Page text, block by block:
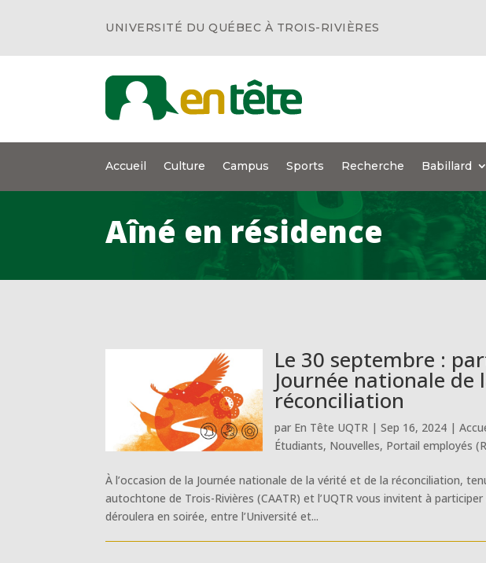
UNIVERSITÉ DU QUÉBEC À TROIS-RIVIÈRES
Accueil Culture Campus Sports Recherche Babillard
Aîné en résidence
Le 30 septembre :
Journée nationale de
réconciliation
par En Tête UQTR |Sep 16, 2024 |
Étudiants, Nouvelles, Portail employés
À l’occasion de la Journée nationale de la vérité et de la réconciliation,
autochtone de Trois-Rivières (CAATR) et l’UQTR vous invitent à
déroulera en soirée, entre l’Université et...